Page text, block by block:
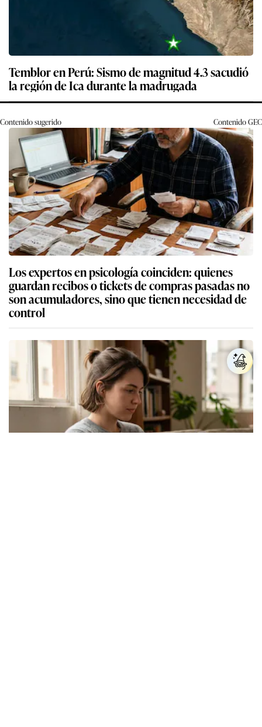
Temblor en Perú: Sismo de magnitud 4.3 sacudió
la región de Ica durante la madrugada
Contenido sugerido ContenidoGEC
Los expertos en psicología coinciden: quienes
guardan recibos o tickets de compras pasadas no
son acumuladores, sino que tienen necesidad de
control